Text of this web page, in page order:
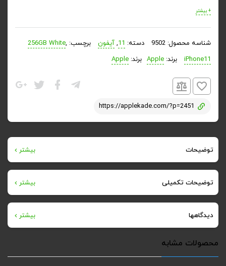
+ بیشتر
شناسه محصول: 9502 دسته: 11
, آیفون برچسب: 256GB White,
iPhone11
برند: Apple برند: Apple
https://applekade.com/?p=2451
توضیحات بیشتر
آیفون ۱۱ اپل، مدل معمولی خانواده‌ی گوشی‌های آیفون ۱۱ معرفی
شده ، برای نمایش محتوای بصری از نمایشگر ۶.۱ اینچ لیکوئید
رتینا با پنل LCD بهره می‌گیرد و از این حیث به‌نوعی مدل جدید
است. در قسمت بالایی نمایشگر آیفون ۱۱، شیشه‌ی ضدخش قرار
توضیحات تکمیلی بیشتر
وزن
194 گرم
دیدگاهها بیشتر
هیچ دیدگاهی برای این محصول نوشته نشده است.
محصولات مشابه